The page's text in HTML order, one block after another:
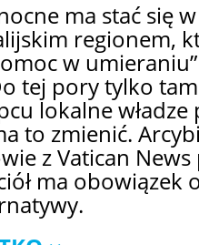
ma stać się
regionem,
w
tej pory tylko
lokalne
to zmienić.
z Vatican News
ma obowiązek